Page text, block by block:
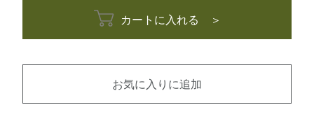
カートに入れる ＞
お気に入りに追加